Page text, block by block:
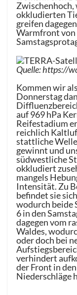
Zwischenhoch,
okkludierten
greifen
Warmfront von
Quelle: https://
Kommen wir
Donnerstag
auf 969 hPa
Reifestadium
reichlich
stattliche
gewinnt und
südwestliche
okkludiert
mangels
Intensität. Zu
befindet sie
wodurch beide
6 in den
dagegen vom
Waldes,
oder doch bei
verhindert
der Front in
Niederschläge